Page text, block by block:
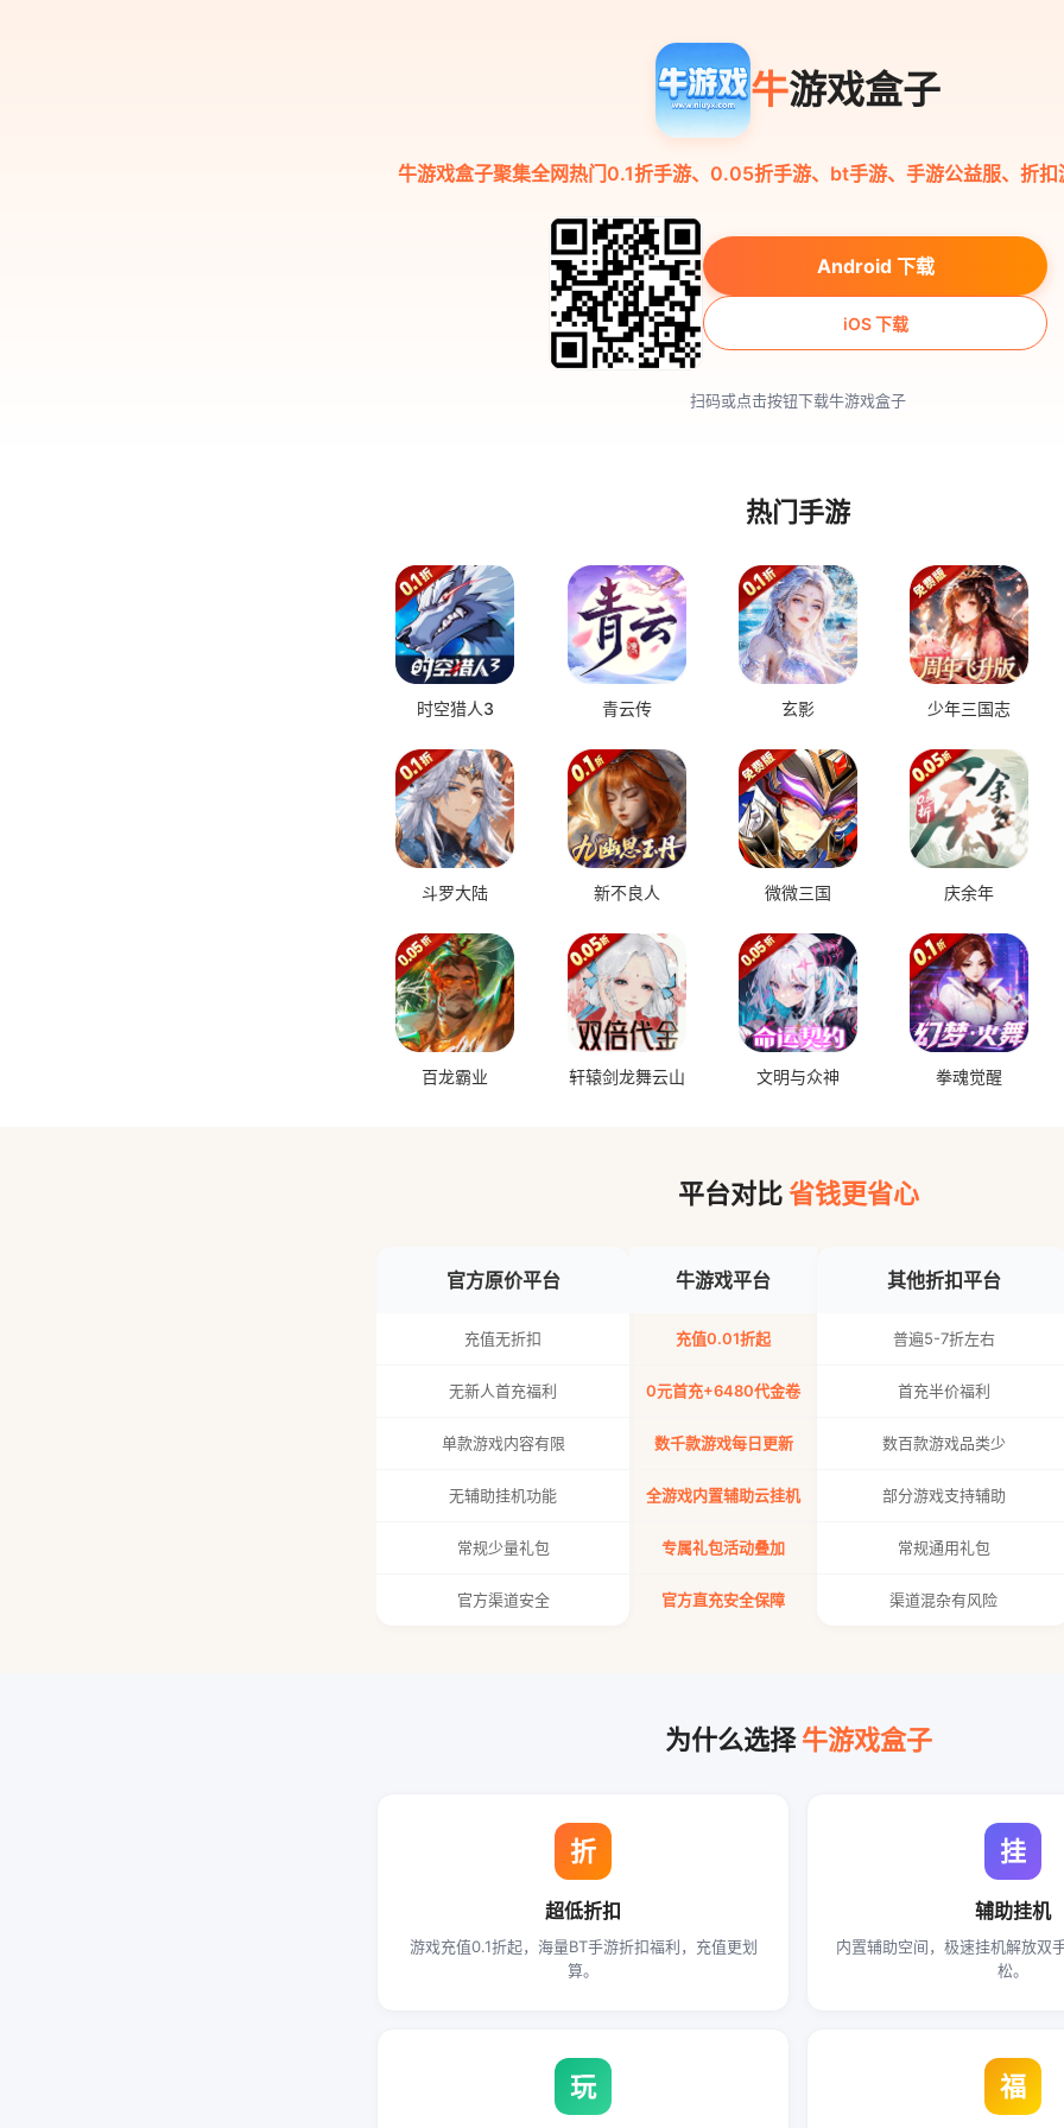
牛游戏盒子
牛游戏盒子聚集全网热门0.1折手游、0.05折手游、bt手游、手游公益服、折
Android 下载
iOS 下载
扫码或点击按钮下载牛游戏盒子
热门手游
时空猎人3 青云传 玄影 少年三国志
斗罗大陆 新不良人 微微三国 庆余年
百龙霸业 轩辕剑龙舞云山 文明与众神 拳魂觉醒
平台对比省钱更省心
官方原价平台
充值无折扣
无新人首充福利
单款游戏内容有限
无辅助挂机功能
常规少量礼包
官方渠道安全
牛游戏平台
充值0.01折起
0元首充+6480代金卷
数千款游戏每日更新
全游戏内置辅助云挂机
专属礼包活动叠加
官方直充安全保障
其他折扣平台
普遍5-7折左右
首充半价福利
数百款游戏品类少
部分游戏支持辅助
常规通用礼包
渠道混杂有风险
为什么选择牛游戏盒子
折
超低折扣
游戏充值0.1折起，海量BT手游折扣福利，充值更划
算。
挂
辅助挂机
内置辅助空间，极速挂机解放双
松。
玩 福